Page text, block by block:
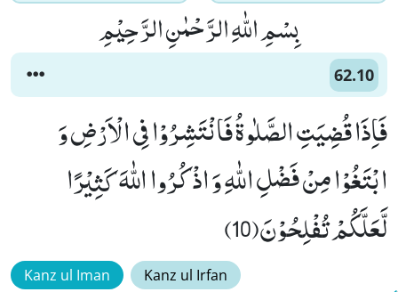
بِسْمِ اللّٰهِ الرَّحْمٰنِ الرَّحِیْمِ
62.10
فَاِذَا قُضِیَتِ الصَّلٰوةُ فَانْتَشِرُوْا فِی الْاَرْضِ وَ
ابْتَغُوْا مِنْ فَضْلِ اللّٰهِ وَ اذْكُرُوا اللّٰهَ كَثِیْرًا
لَّعَلَّكُمْ تُفْلِحُوْنَ(10)
Kanz ul Iman Kanz ul Irfan